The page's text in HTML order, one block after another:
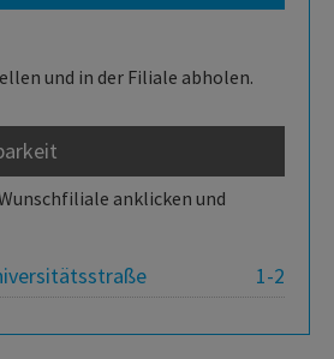
und in der Filiale abholen.
anklicken und
1-2